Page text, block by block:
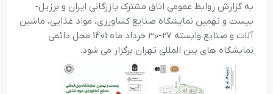
به گزارش روابط عمومی اتاق مشترک بازرگانی ایران و برزیل-
بیست و نهمین نمایشگاه صنایع کشاورزی، مواد غذایی، ماشین
آلات و صنایع وابسته 27-30 خرداد ماه 1401 محل دائمي
نمايشگاه هاي بين المللي تهران برگزار می شود.